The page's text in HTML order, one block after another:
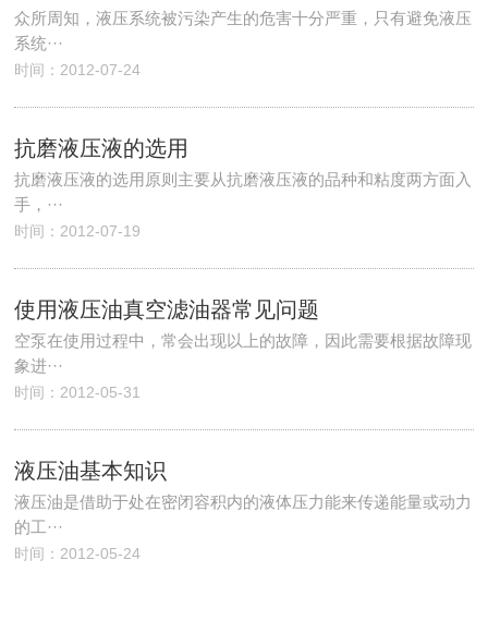
众所周知，液压系统被污染产生的危害十分严重，只有避免液压
系统···
时间：2012-07-24
抗磨液压液的选用
抗磨液压液的选用原则主要从抗磨液压液的品种和粘度两方面入
手，···
时间：2012-07-19
使用液压油真空滤油器常见问题
空泵在使用过程中，常会出现以上的故障，因此需要根据故障现
象进···
时间：2012-05-31
液压油基本知识
液压油是借助于处在密闭容积内的液体压力能来传递能量或动力
的工···
时间：2012-05-24